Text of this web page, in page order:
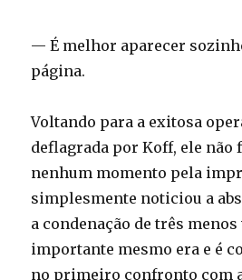
— É melhor aparecer
página.
Voltando para a exitosa
deflagrada por Koff, ele não
nenhum momento pela
simplesmente noticiou a
a condenação de três menos
importante mesmo era e é
no primeiro confronto com